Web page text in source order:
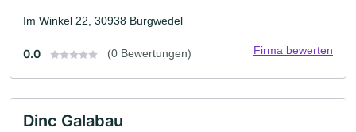
Im Winkel 22, 30938 Burgwedel
0.0 (0 Bewertungen) Firma bewerten
Dinc Galabau